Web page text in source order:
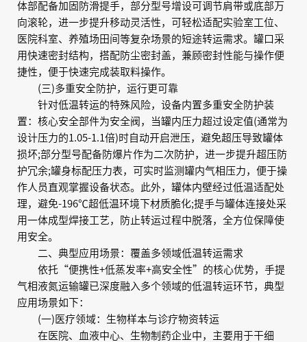
体部配备加固防滑提手，部分型号增设可调节肩带或底部万
向滚轮，进一步提升移动灵活性，可轻松适配实验室工位、
医院科室、养殖场田间等复杂场景的短途转运需求。罐口采
用快速密封结构，搭配防尘密封盖，兼顾密封性能与操作便
捷性，便于快速完成装取料操作。
(三)多重安全防护，运行更可靠
针对低温转运的特殊风险，设备内置多重安全防护装
置：核心安全部件为安全阀，当罐内压力超过设定值(通常为
设计压力的1.05-1.1倍)时自动开启泄压，避免超压导致罐体
损坏;部分型号配备防爆片作为二次防护，进一步提升超压防
护冗余;罐身标配压力表，可实时监测罐内气相压力，便于操
作人员直观掌握设备状态。此外，罐体内壁经过低温适配处
理，避免-196℃超低温环境下材质脆化;提手与罐体连接处采
用一体成型焊接工艺，防止转运过程中脱落，全方位保障使
用安全。
二、典型应用场景：覆盖多领域低温转运需求
依托“便携性+低蒸发率+高安全性”的核心优势，手提
气相液氮运输罐已深度融入多个领域的低温转运环节，典型
应用场景如下：
(一)医疗领域：生物样本与诊疗物资转运
在医院、血液中心、生物制药企业中，主要用于干细